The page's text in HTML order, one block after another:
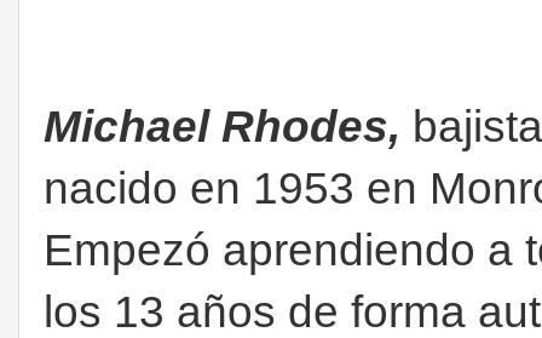
Michael Rhodes,
nacido en 1953 en
Empezó aprendiendo a
los 13 años de forma